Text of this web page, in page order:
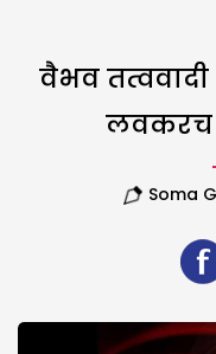
वैभव तत्ववादी
लवकरच
Soma